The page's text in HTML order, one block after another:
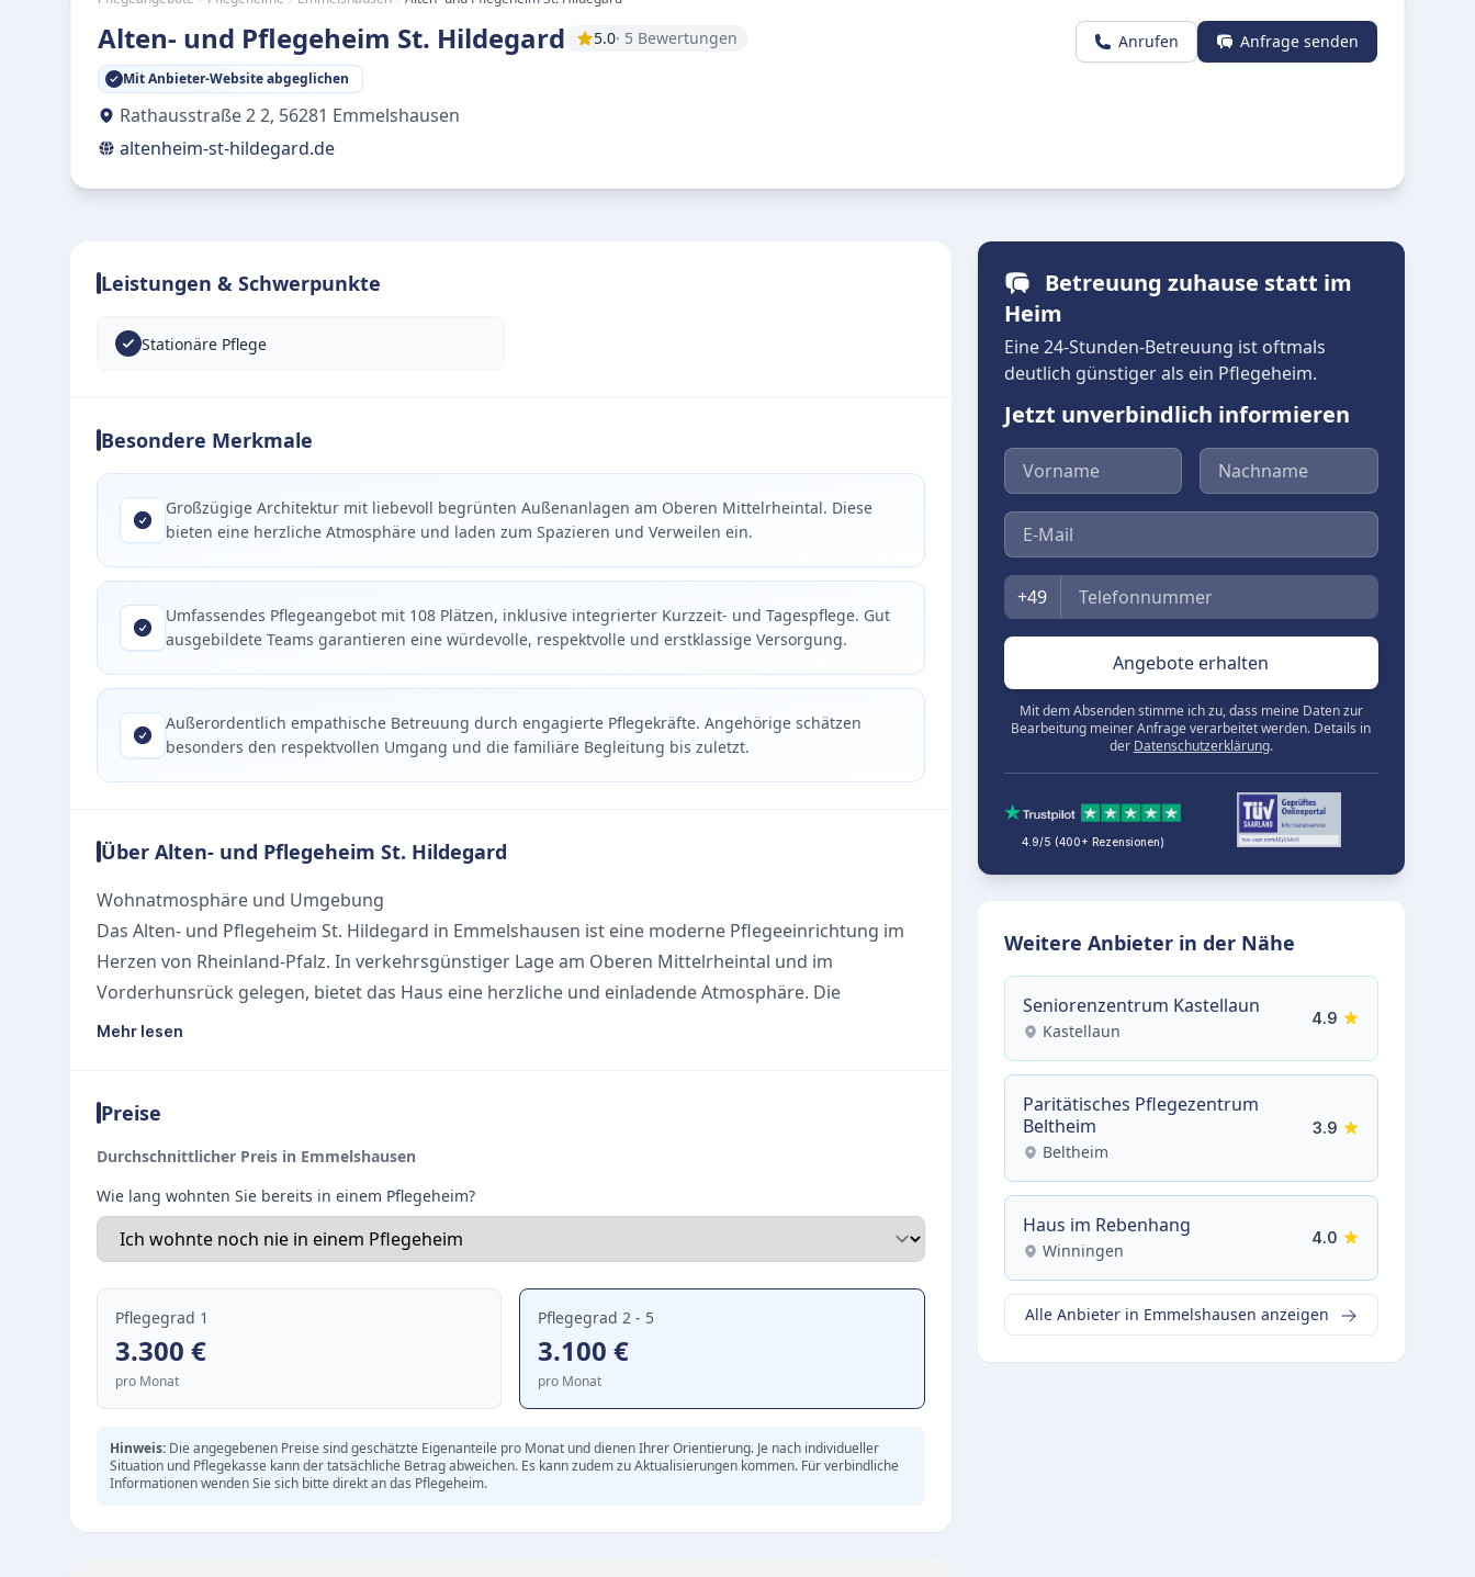
Alten- und Pflegeheim St. Hildegard 5.0· 5 Bewertungen
Mit Anbieter-Website abgeglichen
Rathausstraße 2 2, 56281 Emmelshausen
altenheim-st-hildegard.de
Anrufen Anfrage senden
Leistungen & Schwerpunkte
Stationäre Pflege
Besondere Merkmale
Großzügige Architektur mit liebevoll begrünten Außenanlagen am Oberen Mittelrheintal. Diese
bieten eine herzliche Atmosphäre und laden zum Spazieren und Verweilen ein.
Umfassendes Pflegeangebot mit 108 Plätzen, inklusive integrierter Kurzzeit- und Tagespflege. Gut
ausgebildete Teams garantieren eine würdevolle, respektvolle und erstklassige Versorgung.
Außerordentlich empathische Betreuung durch engagierte Pflegekräfte. Angehörige schätzen
besonders den respektvollen Umgang und die familiäre Begleitung bis zuletzt.
Über Alten- und Pflegeheim St. Hildegard
Wohnatmosphäre und Umgebung
Das Alten- und Pflegeheim St. Hildegard in Emmelshausen ist eine moderne Pflegeeinrichtung im
Herzen von Rheinland-Pfalz. In verkehrsgünstiger Lage am Oberen Mittelrheintal und im
Vorderhunsrück gelegen, bietet das Haus eine herzliche und einladende Atmosphäre. Die
großzügige Architektur und die liebevoll begrünten Außenanlagen laden die Bewohnerinnen und
Mit insgesamt 108 Pflegeplätzen, die auch eingestreute Kurzzeit- sowie Tagespflegeplätze
umfassen, stellt die Einrichtung eine umfassende und flexible Versorgung sicher. Das oberste Ziel
ausgebildetes Team aus verschiedenen Berufsgruppen gewährleistet eine erstklassige, würdevolle
und respektvolle Pflege, die auch in schweren Zeiten von viel Einfühlungsvermögen geprägt ist.
Soziales Miteinander
Im Alten- und Pflegeheim St. Hildegard wird großer Wert auf ein familiäres und unterstützendes
Umfeld gelegt. Die Einrichtung fördert ein aktives soziales Leben und bietet Raum für
Begegnungen:
Gemeinsame Spaziergänge in den weitläufigen Außenanlagen
Einladende Räumlichkeiten für den Kontakt zwischen Bewohnern und Angehörigen
Mehr lesen
Preise
Durchschnittlicher Preis in Emmelshausen
Wie lang wohnten Sie bereits in einem Pflegeheim?
Pflegegrad 1
3.300 €
pro Monat
Pflegegrad 2 - 5
3.100€
pro Monat
Hinweis: Die angegebenen Preise sind geschätzte Eigenanteile pro Monat und dienen Ihrer Orientierung. Je nach individueller
Situation und Pflegekasse kann der tatsächliche Betrag abweichen. Es kann zudem zu Aktualisierungen kommen. Für verbindliche
Informationen wenden Sie sich bitte direkt an das Pflegeheim.
Betreuung zuhause statt im
Heim
Eine 24-Stunden-Betreuung ist oftmals
deutlich günstiger als ein Pflegeheim.
Jetzt unverbindlich informieren
Vorname Nachname
E-Mail
Telefon
+49
Angebote erhalten
Mit dem Absenden stimme ich zu, dass meine Daten zur
Bearbeitung meiner Anfrage verarbeitet werden. Details in
der Datenschutzerklärung.
4.9/5 (400+ Rezensionen)
Weitere Anbieter in der Nähe
Seniorenzentrum Kastellaun
Kastellaun
4.9
Paritätisches Pflegezentrum
Beltheim
Beltheim
3.9
Haus im Rebenhang
Winningen
4.0
Alle Anbieter in Emmelshausen anzeigen